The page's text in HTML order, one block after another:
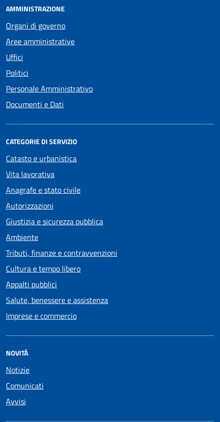
AMMINISTRAZIONE
Organi di governo
Aree amministrative
Uffici
Politici
Personale Amministrativo
Documenti e Dati
CATEGORIE DI SERVIZIO
Catasto e urbanistica
Vita lavorativa
Anagrafe e stato civile
Autorizzazioni
Giustizia e sicurezza pubblica
Ambiente
Tributi, finanze e contravvenzioni
Cultura e tempo libero
Appalti pubblici
Salute, benessere e assistenza
Imprese e commercio
NOVITÀ
Notizie
Comunicati
Avvisi